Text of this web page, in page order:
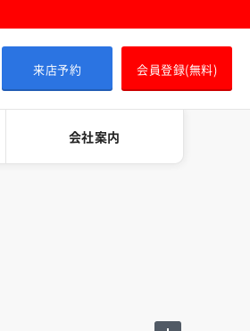
来店予約 会員登録(無料)
会社案内